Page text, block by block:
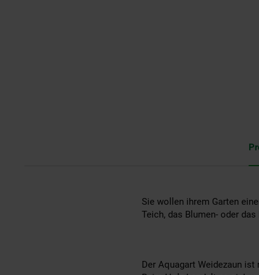
Sie wollen ihrem Garten
Teich, das Blumen- oder das
Der Aquagart Weidezaun